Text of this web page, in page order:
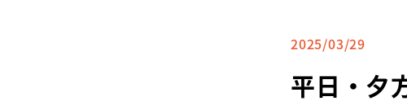
2025/03/29
平日・夕